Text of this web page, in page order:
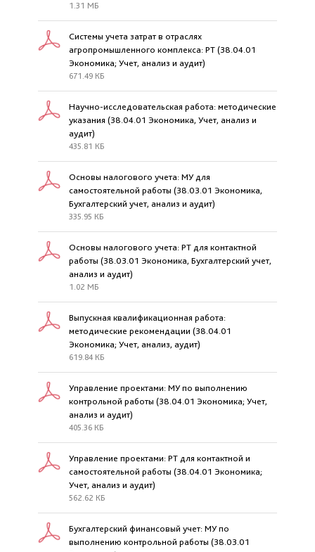
1.31 МБ
Системы учета затрат в отраслях
агропромышленного комплекса: РТ (38.04.01
Экономика; Учет, анализ и аудит)
671.49 КБ
Научно-исследовательская работа: методические
указания (38.04.01 Экономика, Учет, анализ и
аудит)
435.81 КБ
Основы налогового учета: МУ для
самостоятельной работы (38.03.01 Экономика,
Бухгалтерский учет, анализ и аудит)
335.95 КБ
Основы налогового учета: РТ для контактной
работы (38.03.01 Экономика, Бухгалтерский учет,
анализ и аудит)
1.02 МБ
Выпускная квалификационная работа:
методические рекомендации (38.04.01
Экономика; Учет, анализ, аудит)
619.84 КБ
Управление проектами: МУ по выполнению
контрольной работы (38.04.01 Экономика; Учет,
анализ и аудит)
405.36 КБ
Управление проектами: РТ для контактной и
самостоятельной работы (38.04.01 Экономика;
Учет, анализ и аудит)
562.62 КБ
Бухгалтерский финансовый учет: МУ по
выполнению контрольной работы (38.03.01